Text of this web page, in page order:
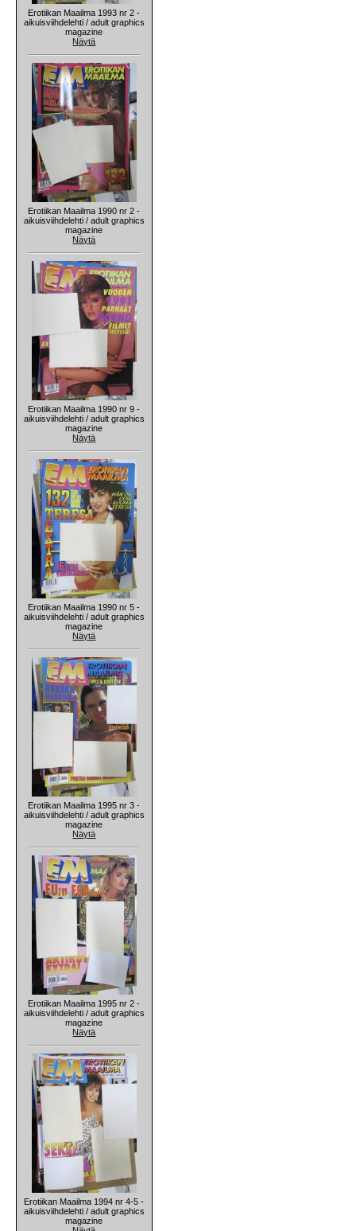
Erotiikan Maailma 1993 nr 2 -
aikuisviihdelehti / adult graphics
magazine
Näytä
Erotiikan Maailma 1990 nr 2 -
aikuisviihdelehti / adult graphics
magazine
Näytä
Erotiikan Maailma 1990 nr 9 -
aikuisviihdelehti / adult graphics
magazine
Näytä
Erotiikan Maailma 1990 nr 5 -
aikuisviihdelehti / adult graphics
magazine
Näytä
Erotiikan Maailma 1995 nr 3 -
aikuisviihdelehti / adult graphics
magazine
Näytä
Erotiikan Maailma 1995 nr 2 -
aikuisviihdelehti / adult graphics
magazine
Näytä
Erotiikan Maailma 1994 nr 4-5 -
aikuisviihdelehti / adult graphics
magazine